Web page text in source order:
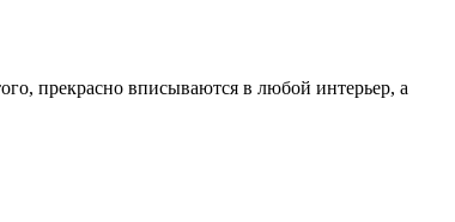
прекрасно вписываются в любой интерьер, а